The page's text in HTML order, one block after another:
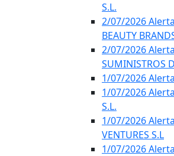
S.L.
2/07/2026
BEAUTY
2/07/2026
SUMINISTROS
1/07/2026
1/07/2026
S.L.
1/07/2026
VENTURES S.L
1/07/2026